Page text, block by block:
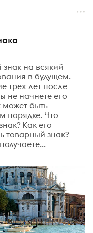
на всякий
в будущем.
трех лет после
не начнете его
может быть
порядке. Что
Как его
товарный знак?